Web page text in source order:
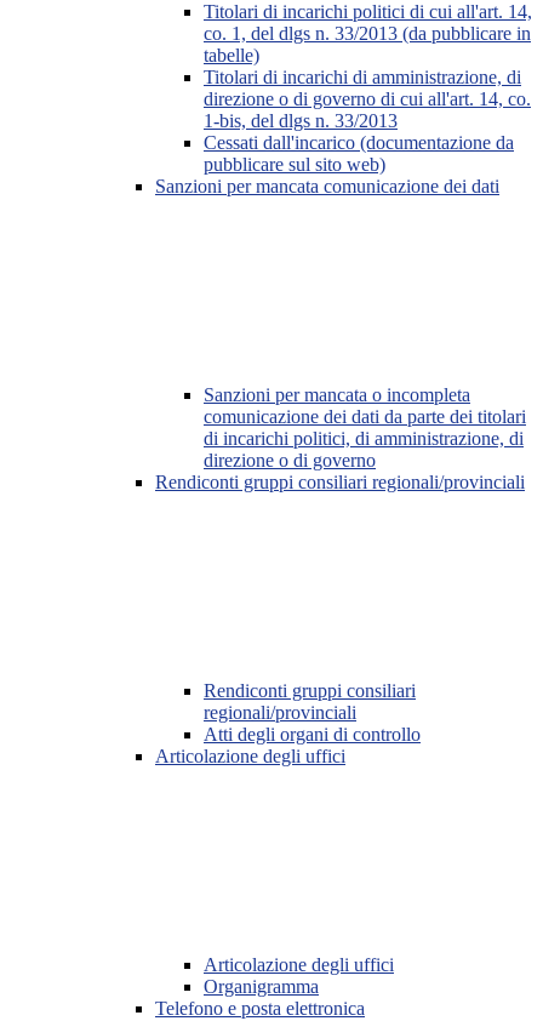
Titolari di incarichi politici di cui all'art. 14,
co. 1, del dlgs n. 33/2013 (da pubblicare in
tabelle)
Titolari di incarichi di amministrazione, di
direzione o di governo di cui all'art. 14, co.
1-bis, del dlgs n. 33/2013
Cessati dall'incarico (documentazione da
pubblicare sul sito web)
Sanzioni per mancata comunicazione dei dati
Sanzioni per mancata o incompleta
comunicazione dei dati da parte dei titolari
di incarichi politici, di amministrazione, di
direzione o di governo
Rendiconti gruppi consiliari regionali/provinciali
Rendiconti gruppi consiliari
regionali/provinciali
Atti degli organi di controllo
Articolazione degli uffici
Articolazione degli uffici
Organigramma
Telefono e posta elettronica